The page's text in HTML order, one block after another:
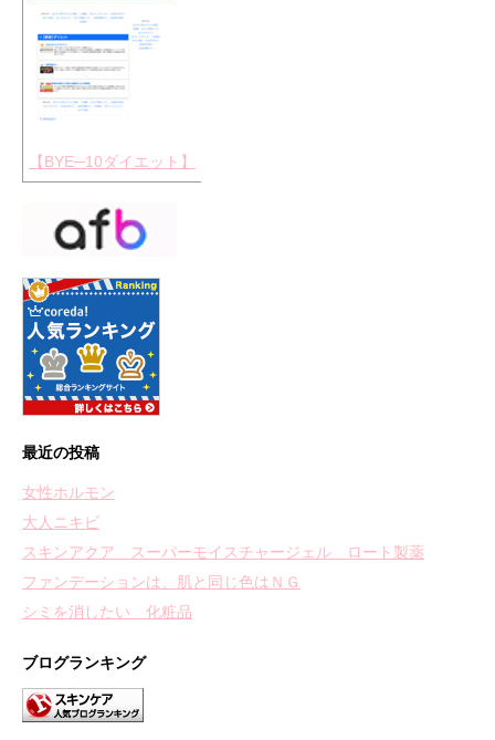
【BYE─10ダイエット】
最近の投稿
女性ホルモン
大人ニキビ
スキンアクア スーパーモイスチャージェル ロート製薬
ファンデーションは、肌と同じ色はＮＧ
シミを消したい 化粧品
ブログランキング